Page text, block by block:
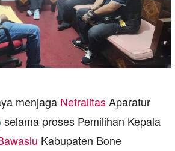
menjaga NetralitasAparatur
selama proses Pemilihan Kepala
Kabupaten Bone